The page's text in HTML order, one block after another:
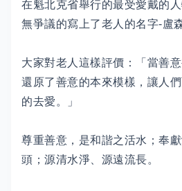
在魁北克省舉行的最受愛戴的
無爭議的寫上了老人的名字-盧
大家對老人這樣評價：「當善
還原了善意的本來模樣，讓人
的去愛。」
尊重善意，是和諧之活水；奉
頭；源清水淨、源遠流長。